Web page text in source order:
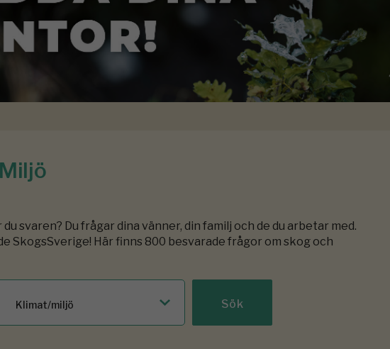
svaren? Du frågar dina vänner, din familj och de du arbetar med.
SkogsSverige! Här finns 800 besvarade frågor om skog och
Klimat/miljö